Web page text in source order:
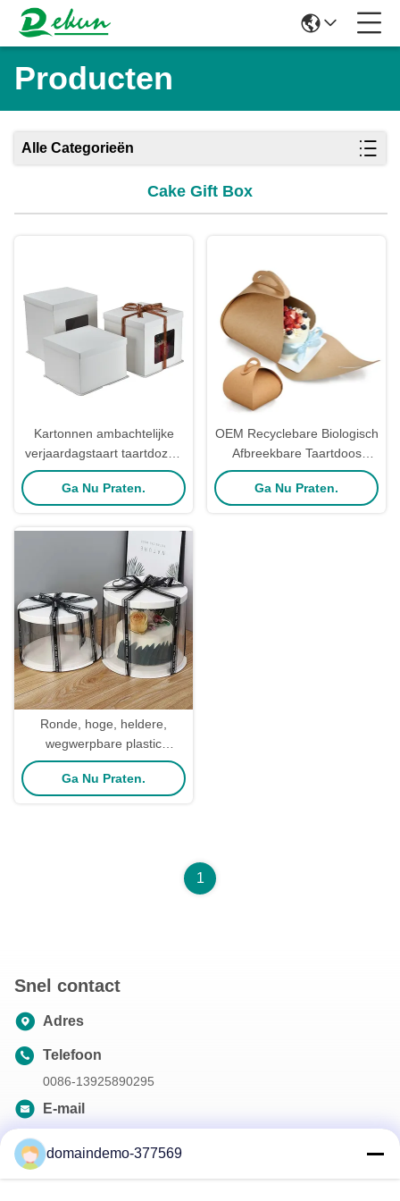
Producten
Alle Categorieën
Cake Gift Box
Kartonnen ambachtelijke
verjaardagstaart taartdozen
in bulk op maat gemaakte
verpakkingsdoos
Ga Nu Praten.
OEM Recyclebare Biologisch
Afbreekbare Taartdoos
Kraftpapier Bakkerijdozen
Voor Gebak Verpakking
Ga Nu Praten.
Ronde, hoge, heldere,
wegwerpbare plastic
taartcadeau doos,
doorzichtig voor bruiloft en
Ga Nu Praten.
1
Snel contact
Adres
Telefoon
0086-13925890295
E-mail
domaindemo-377569